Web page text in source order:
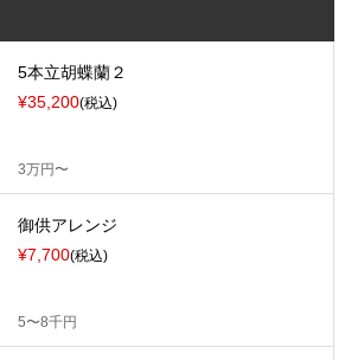
5本立胡蝶蘭２
¥35,200(税込)
3万円〜
御供アレンジ
¥7,700(税込)
5〜8千円